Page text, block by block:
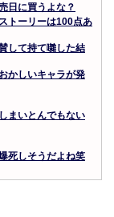
日に買うよな？
トーリーは100点あ
して持て囃した結
かしいキャラが発
まいとんでもない
死しそうだよね笑